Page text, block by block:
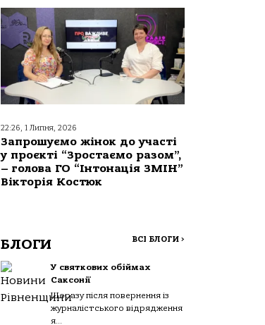
22:26, 1 Липня, 2026
Запрошуємо жінок до участі
у проєкті “Зростаємо разом”,
– голова ГО “Інтонація ЗМІН”
Вікторія Костюк
БЛОГИ ВСІ БЛОГИ >
У святкових обіймах
Саксонії
Щоразу після повернення із
журналістського відрядження
я...